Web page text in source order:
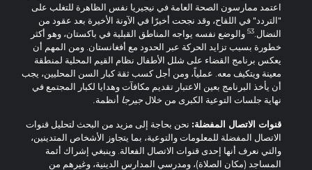
اعتمد ممارسون الصحة العامة في نيجيريا نفس الظاهرة للتغلب على
"التردد" في اللقاح، وقد نجحت أخيرًا في الآونة الأخيرة بعد عقود من
النضال.
والوضع نفسه يواجه المناطق القبلية في باكستان، وهو أكثر
خطورة بسبب تزايد الحركة عبر الحدود مع أفغانستان. ومن المهم أن
يعكس برنامج القضاء على شلل الأطفال نظام القيم المحلية لمنطقة
معينة ويتكيف معه. عملياً، ومن أجل كسب ثقة كبار السن المحليين، يجب
أن يأخذ البرنامج بعين الاعتبار تقديم مكافآت وهدايا لكبار المجتمع في
نهاية جلسات التوعية الكبرى من خلالجيرجاأنظمة.
قنوات الاتصال المفضلة:نحن بحاجة إلى مزيد من البحث لتحليل قنوات
الاتصال المفضلة للمعلومات والتوعية، بما يتجاوز الأشخاص المتدينين،
والتي نعرف أنها إحدى قنوات الاتصال الفعالة. وينبغي إشراك أئمة
المساجد (مكان الصلاة)، ومدرسي المدارس الدينية، وغيرهم من